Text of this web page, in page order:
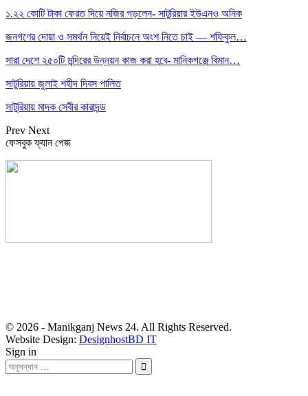
১.২২ কোটি টাকা ফেরত দিয়ে নজির গড়লেন- সাটুরিয়ার ইউএনও অনিক
জনগণের দোয়া ও সমর্থন নিয়েই নির্বাচনে অংশ নিতে চাই — শফিকুল…
সারা দেশে ২৫০টি মন্দিরের উন্নয়ন কাজ করা হবে- মানিকগঞ্জে বিমান…
সাটুরিয়ায় জুলাই শহীদ দিবস পালিত
সাটুরিয়ায় মাদক সেবীর কারাদন্ড
Prev Next
ফেসবুক ফ্যান পেজ
© 2026 - Manikganj News 24. All Rights Reserved.
Website Design: DesignhostBD IT
Sign in